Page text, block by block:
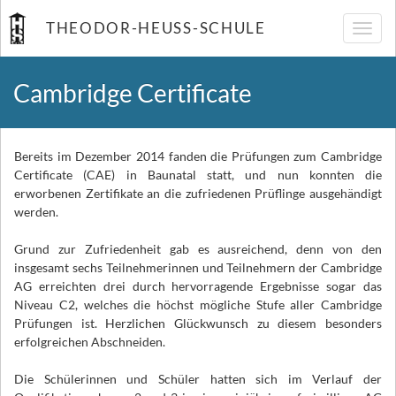
THEODOR-HEUSS-SCHULE
Cambridge Certificate
Bereits im Dezember 2014 fanden die Prüfungen zum Cambridge
Certificate (CAE) in Baunatal statt, und nun konnten die
erworbenen Zertifikate an die zufriedenen Prüflinge ausgehändigt
werden.
Grund zur Zufriedenheit gab es ausreichend, denn von den
insgesamt sechs Teilnehmerinnen und Teilnehmern der Cambridge
AG erreichten drei durch hervorragende Ergebnisse sogar das
Niveau C2, welches die höchst mögliche Stufe aller Cambridge
Prüfungen ist. Herzlichen Glückwunsch zu diesem besonders
erfolgreichen Abschneiden.
Die Schülerinnen und Schüler hatten sich im Verlauf der